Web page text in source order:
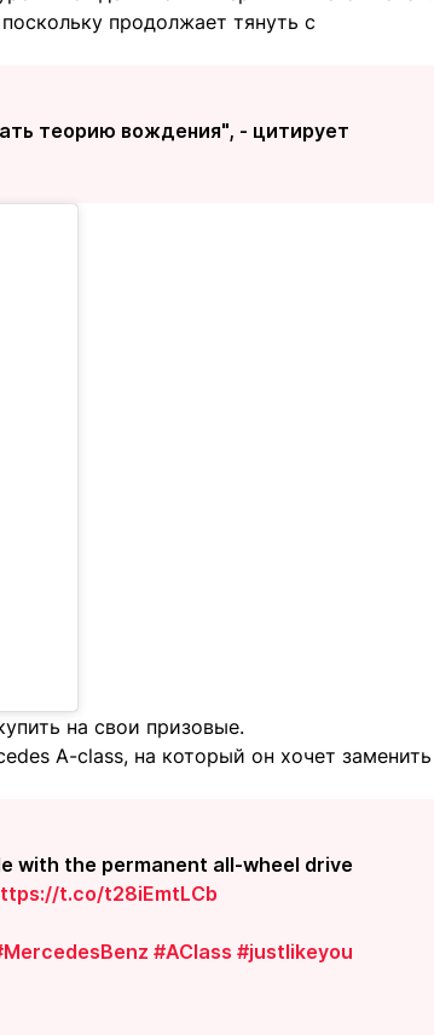
продолжает тянуть с
теорию вождения", - цитирует
на свои призовые.
A-class, на который он хочет заменить
with the permanent all-wheel drive
t.co/t28iEmtLCb
#AClass #justlikeyou